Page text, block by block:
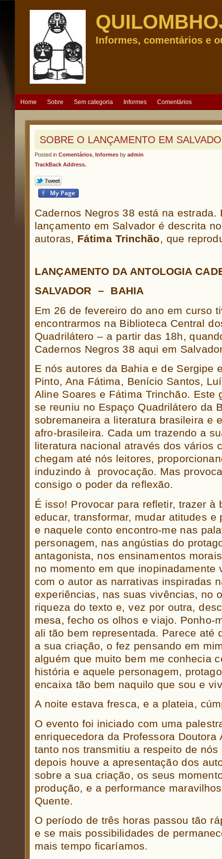
Informes, comentários e
Home Sobre Sem categoria Informes Comentários
SOBRE O LANÇAMENTO EM
Posted in Comentários Informes by admin
TrackBack Address.
Cadernos Negros 38 está na estrada.
lançamento em Salvador é descrita
autoras, Fátima Trinchão, que
LANÇAMENTO DA ANTOLOGIA
SALVADOR – BAHIA
Em 26 de fevereiro do ano em curso
encontrarmos na Biblioteca Central
Quadrilátero – a partir das 18h,
Cadernos Negros 38 aqui em
E nós autores da Bahia e de Sergipe
Pinto, Ana Fátima, Benício Santos,
Aline Soares e Fátima Trinchão.
se reuniu no Espaço Quadrilátero da
sobremaneira a literatura brasileira e
afro-brasileira. Cada um trazendo a
literatura nacional através dos vários
chegam até nós leitores,
induzindo à provocação. Mas
consigo o poder da reflexão.
É isso! Provocar para refletir, trazer à
educar, transformar, mudar atitudes
e naquele conto encontro-me nas
personagem, nas angústias do
antagonista, nos ensinamentos
no momento em que inopinadamente
com o autor as narrativas inspiradas
experiências, nas suas vivências, no
riqueza do texto e, vez por outra,
mesa, fecho os olhos e viajo. Ponho-
ali tão bem representada. Parece até
a sua criação, o fez pensando em
alguém que muito bem me conhecia
história e aquele personagem,
encaixa tão bem naquilo que sou e
A noite estava fresca, e a plateia,
O evento foi iniciado com uma
enriquecedora da Professora Doutora
tanto nos transmitiu a respeito de
depois houve a apresentação dos
sobre a sua criação, os seus
produção, e a performance
Quente.
O período de três horas passou tão
e se mais possibilidades de
mais tempo ficaríamos.